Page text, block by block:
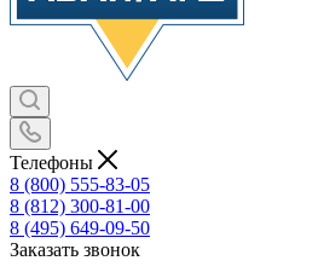
Телефоны
8 (800) 555-83-05
8 (812) 300-81-00
8 (495) 649-09-50
Заказать звонок